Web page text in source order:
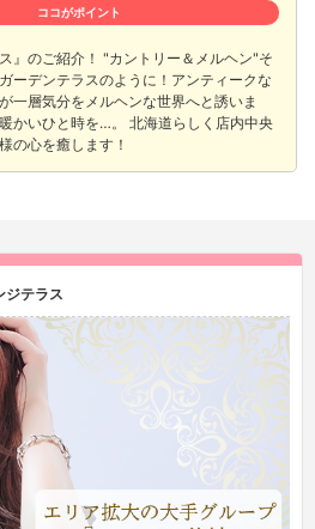
ココがポイント
』のご紹介！ "カントリー＆メルヘン"そ
ーデンテラスのように！アンティークな
一層気分をメルヘンな世界へと誘いま
かいひと時を…。 北海道らしく店内中央
の心を癒します！
ジテラス